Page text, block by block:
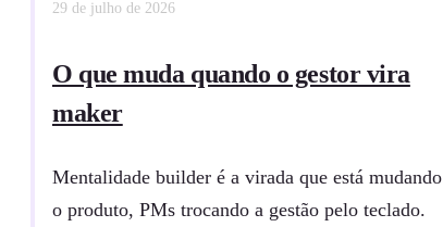
29 de julho de 2026
O que muda quando o gestor vira
maker
Mentalidade builder é a virada que está mudando
o produto, PMs trocando a gestão pelo teclado.